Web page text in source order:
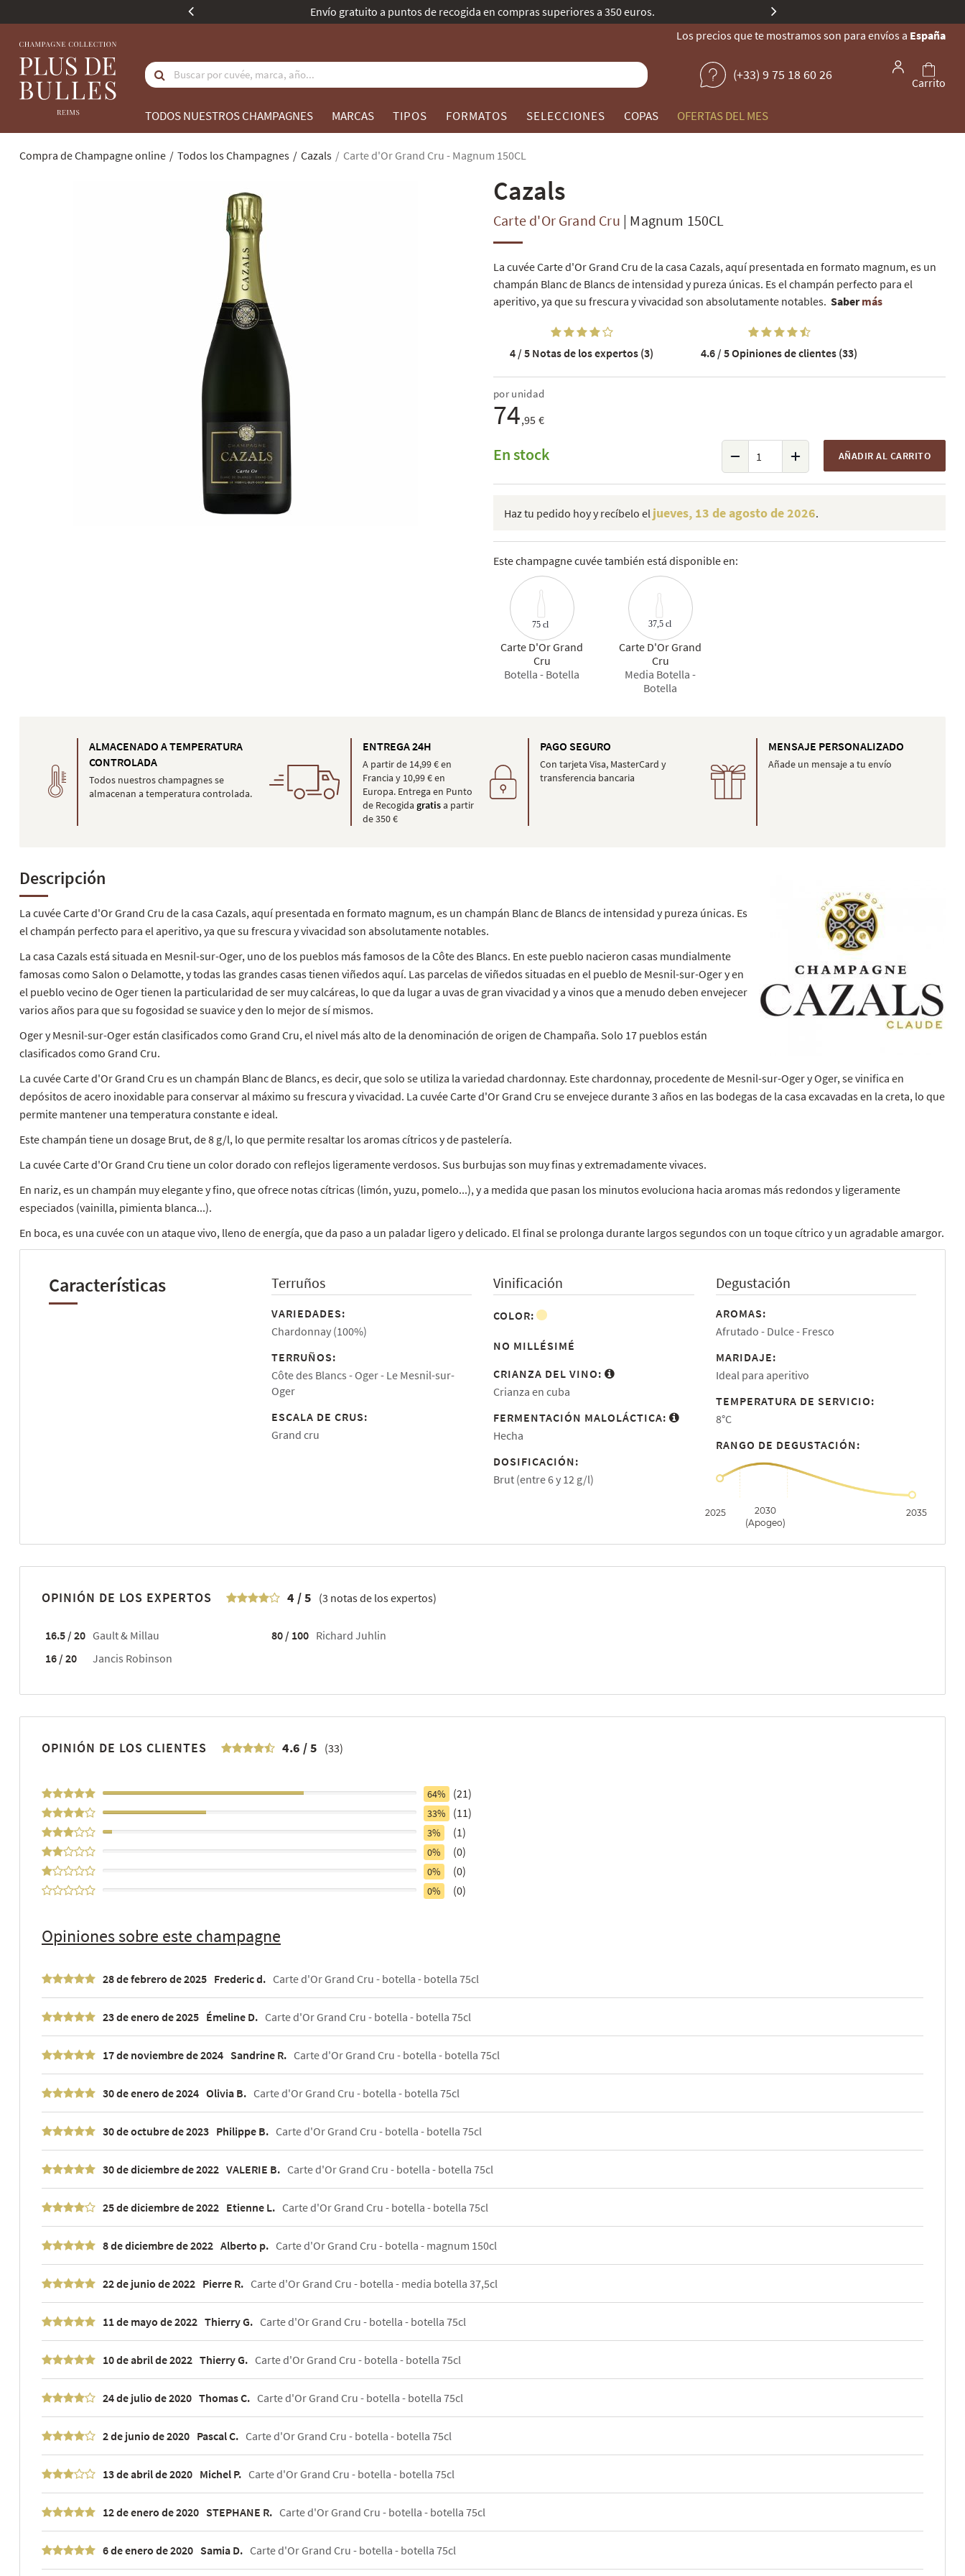
Mejor Bodega de Champagne según Gault & Millau.
Los precios que te mostramos son para envíos a España
(+33) 9 75 18 60 26
Carrito
TODOS NUESTROS CHAMPAGNES MARCAS TIPOS FORMATOS SELECCIONES COPAS OFERTAS DEL MES
Compra de Champagne online Todos los Champagnes Cazals Carte d'Or Grand Cru - Magnum 150CL
Cazals
Carte d'Or Grand Cru | Magnum 150CL
La cuvée Carte d'Or Grand Cru de la casa Cazals, aquí presentada en formato magnum, es un
champán Blanc de Blancs de intensidad y pureza únicas. Es el champán perfecto para el
aperitivo, ya que su frescura y vivacidad son absolutamente notables. Sabermás
4 / 5Notas de los expertos (3) 4.6 / 5Opiniones de clientes (33)
por unidad
74,95 €
En stock AÑADIR AL CARRITO
Haz tu pedido hoy y recíbelo el jueves, 13 de agosto de 2026.
Este champagne cuvée también está disponible en:
75 cl
Carte D'Or Grand
Cru
Botella - Botella
37,5 cl
Carte D'Or Grand
Cru
Media Botella -
Botella
ALMACENADO A TEMPERATURA
CONTROLADA
Todos nuestros champagnes se
almacenan a temperatura controlada.
ENTREGA 24H
A partir de 14,99 € en
Francia y 10,99 € en
Europa. Entrega en Punto
de Recogidagratisa partir
de 350 €
PAGO SEGURO
Con tarjeta Visa, MasterCard y
transferencia bancaria
MENSAJE PERSONALIZADO
Añade un mensaje a tu envío
Descripción
La cuvée Carte d'Or Grand Cru de la casa Cazals, aquí presentada en formato magnum, es un champán Blanc de Blancs de intensidad y pureza únicas. Es
el champán perfecto para el aperitivo, ya que su frescura y vivacidad son absolutamente notables.
La casa Cazals está situada en Mesnil-sur-Oger, uno de los pueblos más famosos de la Côte des Blancs. En este pueblo nacieron casas mundialmente
famosas como Salon o Delamotte, y todas las grandes casas tienen viñedos aquí. Las parcelas de viñedos situadas en el pueblo de Mesnil-sur-Oger y en
el pueblo vecino de Oger tienen la particularidad de ser muy calcáreas, lo que da lugar a uvas de gran vivacidad y a vinos que a menudo deben envejecer
varios años para que su fogosidad se suavice y den lo mejor de sí mismos.
Oger y Mesnil-sur-Oger están clasificados como Grand Cru, el nivel más alto de la denominación de origen de Champaña. Solo 17 pueblos están
clasificados como Grand Cru.
La cuvée Carte d'Or Grand Cru es un champán Blanc de Blancs, es decir, que solo se utiliza la variedad chardonnay. Este chardonnay, procedente de Mesnil-sur-Oger y Oger, se vinifica en
depósitos de acero inoxidable para conservar al máximo su frescura y vivacidad. La cuvée Carte d'Or Grand Cru se envejece durante 3 años en las bodegas de la casa excavadas en la creta, lo que
permite mantener una temperatura constante e ideal.
Este champán tiene un dosage Brut, de 8 g/l, lo que permite resaltar los aromas cítricos y de pastelería.
La cuvée Carte d'Or Grand Cru tiene un color dorado con reflejos ligeramente verdosos. Sus burbujas son muy finas y extremadamente vivaces.
En nariz, es un champán muy elegante y fino, que ofrece notas cítricas (limón, yuzu, pomelo...), y a medida que pasan los minutos evoluciona hacia aromas más redondos y ligeramente
especiados (vainilla, pimienta blanca...).
En boca, es una cuvée con un ataque vivo, lleno de energía, que da paso a un paladar ligero y delicado. El final se prolonga durante largos segundos con un toque cítrico y un agradable amargor.
Características Terruños
VARIEDADES:
Chardonnay (100%)
TERRUÑOS:
Côte des Blancs
Oger
Le Mesnil-sur-
Oger
ESCALA DE CRUS:
Grand cru
Vinificación
COLOR:
NO MILLÉSIMÉ
CRIANZA DEL VINO:
Crianza en cuba
FERMENTACIÓN MALOLÁCTICA:
Hecha
DOSIFICACIÓN:
Brut (entre 6 y 12 g/l)
Degustación
AROMAS:
Afrutado
Dulce
Fresco
MARIDAJE:
Ideal para aperitivo
TEMPERATURA DE SERVICIO:
8°C
RANGO DE DEGUSTACIÓN:
2025
2030
(Apogeo)
2035
OPINIÓN DE LOS EXPERTOS 4 /5 (3 notas de los expertos)
16.5 / 20 Gault & Millau
16 / 20
Jancis Robinson
80 / 100 Richard Juhlin
OPINIÓN DE LOS CLIENTES 4.6 /5 (33)
64% 64% (21)
33% 33% (11)
3% 3% (1)
0% (0)
0% (0)
0% (0)
Opiniones sobre este champagne
28 de febrero de 2025 Frederic d. Carte d'Or Grand Cru - botella - botella 75cl
23 de enero de 2025 Émeline D. Carte d'Or Grand Cru - botella - botella 75cl
17 de noviembre de 2024 Sandrine R. Carte d'Or Grand Cru - botella - botella 75cl
30 de enero de 2024 Olivia B. Carte d'Or Grand Cru - botella - botella 75cl
30 de octubre de 2023 Philippe B. Carte d'Or Grand Cru - botella - botella 75cl
30 de diciembre de 2022 VALERIE B. Carte d'Or Grand Cru - botella - botella 75cl
25 de diciembre de 2022 Etienne L. Carte d'Or Grand Cru - botella - botella 75cl
8 de diciembre de 2022 Alberto p. Carte d'Or Grand Cru - botella - magnum 150cl
22 de junio de 2022 Pierre R. Carte d'Or Grand Cru - botella - media botella 37,5cl
11 de mayo de 2022 Thierry G. Carte d'Or Grand Cru - botella - botella 75cl
10 de abril de 2022 Thierry G. Carte d'Or Grand Cru - botella - botella 75cl
24 de julio de 2020 Thomas C. Carte d'Or Grand Cru - botella - botella 75cl
2 de junio de 2020 Pascal C. Carte d'Or Grand Cru - botella - botella 75cl
13 de abril de 2020 Michel P. Carte d'Or Grand Cru - botella - botella 75cl
12 de enero de 2020 STEPHANE R. Carte d'Or Grand Cru - botella - botella 75cl
6 de enero de 2020 Samia D. Carte d'Or Grand Cru - botella - botella 75cl